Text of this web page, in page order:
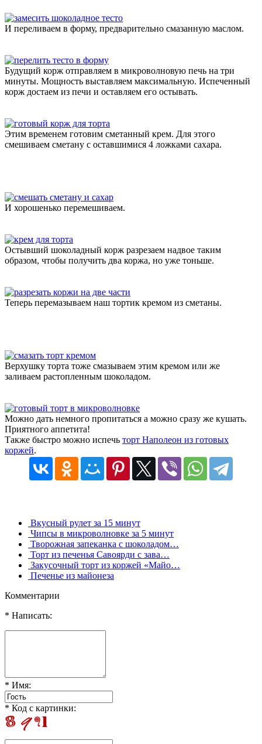
И переливаем в форму, предварительно смазанную маслом.
Будущий корж отправляем в микроволновую печь на три
минуты. Мощность выставляем максимальную. Испеченный
корж достаем из печи и оставляем его остывать.
Этим временем готовим сметанный крем. Для этого
смешиваем сметану с оставшимися 4 ложками сахара.
И хорошенько перемешиваем.
Остывший шоколадный корж разрезаем надвое таким
образом, чтобы получить два коржа, но уже тоньше.
Теперь перемазываем наш тортик кремом из сметаны.
Верхушку торта тоже смазываем этим кремом или же
заливаем растопленным шоколадом.
Можно дать немного пропитаться а можно сразу же кушать.
Приятного аппетита!
Также быстро можно испечь торт Наполеон из готовых
коржей.
Вкусный рулет за 15 минут
Чипсы в микроволновке за 5 минут
Творожная запеканка с шоколадом…
Торт из печенья Савоярди с зава…
Закусочный торт из коржей «Майо…
Печенье из майонеза
Комментарии
* Написать:
* Имя:
* Код с картинки: